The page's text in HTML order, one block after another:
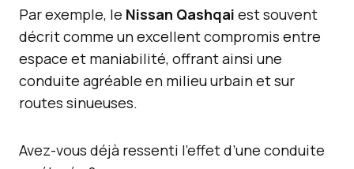
Par exemple, le Nissan Qashqai est souvent
décrit comme un excellent compromis entre
espace et maniabilité, offrant ainsi une
conduite agréable en milieu urbain et sur
routes sinueuses.
Avez-vous déjà ressenti l’effet d’une conduite